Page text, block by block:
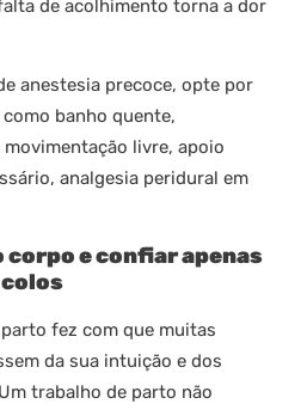
de acolhimento torna a dor
anestesia precoce, opte por
banho quente,
livre, apoio
analgesia peridural em
corpo e confiar apenas
fez com que muitas
da sua intuição e dos
trabalho de parto não